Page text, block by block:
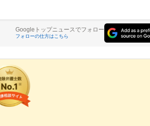
Googleトップニュースでフォロー
フォローの仕方はこちら